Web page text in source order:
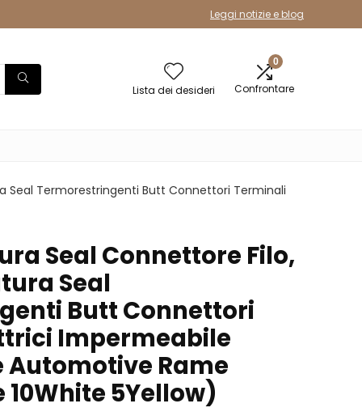
Leggi notizie e blog
Lista dei desideri
0
Confrontare
Seal Termorestringenti Butt Connettori Terminali
Seal Connettore Filo,
Seal
Butt Connettori
Impermeabile
Automotive Rame
10White 5Yellow)